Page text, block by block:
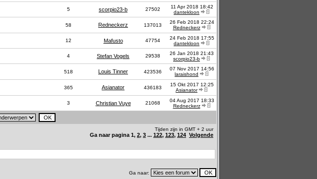
5 scorpio23-b 27502
11 Apr 2018 18:42
dantekloon
58 Redneckerz 137013
26 Feb 2018 22:24
Redneckerz
12 Mafusto 47754
24 Feb 2018 17:55
dantekloon
4 Stefan Vogels 29538
26 Jan 2018 21:43
scorpio23-b
518 Louis Tinner 423536
07 Nov 2017 14:56
laraishond
365 Asianator 436183
15 Okt 2017 12:25
Asianator
3 Christian Vuye 21068
04 Aug 2017 18:33
Redneckerz
Tijden zijn in GMT + 2 uur
Ga naar pagina 1, 2, 3 ... 122, 123, 124 Volgende
Ga naar: